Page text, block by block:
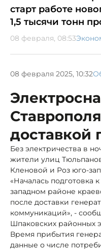
старт работе
1,5 тысячи тонн
08 февраля, 08:53
08 февраля 2025, 10:32
доставкой
Без электричества в
жители улиц
Кленовой и Роз юго-
«Началась подготовка
западном районе
после доставки
коммуникаций», -
Шпаковских районных
Время прибытия
данные о числе